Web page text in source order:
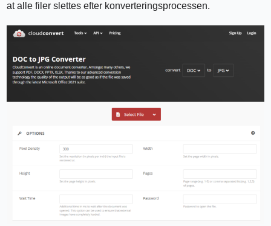
at alle filer slettes efter konverteringsprocessen.